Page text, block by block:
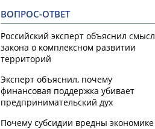
ВОПРОС-ОТВЕТ
Российский эксперт объяснил смысл
закона о комплексном развитии
территорий
Эксперт объяснил, почему
финансовая поддержка убивает
предпринимательский дух
Почему субсидии вредны экономике